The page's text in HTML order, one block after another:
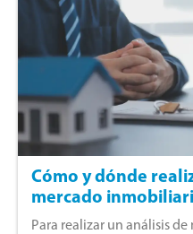
Cómo y dónde
mercado
Para realizar un análisis